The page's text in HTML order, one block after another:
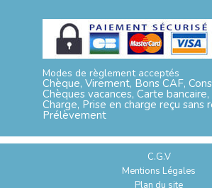
Modes de règlement acceptés
Chèque, Virement, Bons CAF,
Chèques vacances, Carte
Charge, Prise en charge reçu sans
Prélèvement
C.G.V
Mentions Légales
Plan du site